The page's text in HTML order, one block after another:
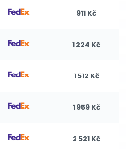
911 Kč
1 224 Kč
1 512 Kč
1 959 Kč
2 521 Kč